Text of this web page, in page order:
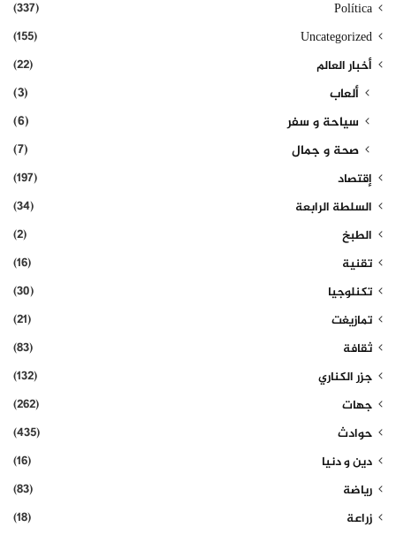
Política
(337)
Uncategorized
(155)
أخبار العالم
(22)
ألعاب
(3)
سياحة و سفر
(6)
صحة و جمال
(7)
إقتصاد
(197)
السلطة الرابعة
(34)
الطبخ
(2)
تقنية
(16)
تكنلوجيا
(30)
تمازيغت
(21)
ثقافة
(83)
جزر الكناري
(132)
جهات
(262)
حوادث
(435)
دين و دنيا
(16)
رياضة
(83)
زراعة
(18)